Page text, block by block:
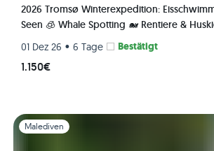
2026 Tromsø Winterexpedition:
Seen 🧊 Whale Spotting 🐋 Rentiere &
Nordlichter 🌌✨ Fjorde 🏔️
01 Dez 26 • 6 Tage Bestätigt
1.150€
Folie 1 von 1
Malediven